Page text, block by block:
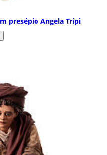
presépio Angela Tripi